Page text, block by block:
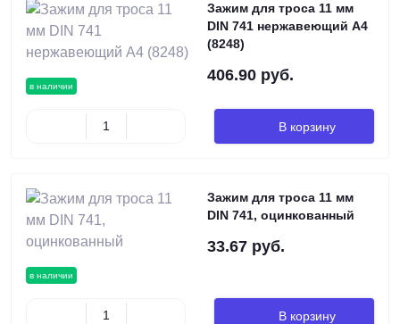
в наличии
Зажим для троса 11 мм
DIN 741 нержавеющий А4
(8248)
406.90 руб.
В корзину
в наличии
Зажим для троса 11 мм
DIN 741, оцинкованный
33.67 руб.
В корзину